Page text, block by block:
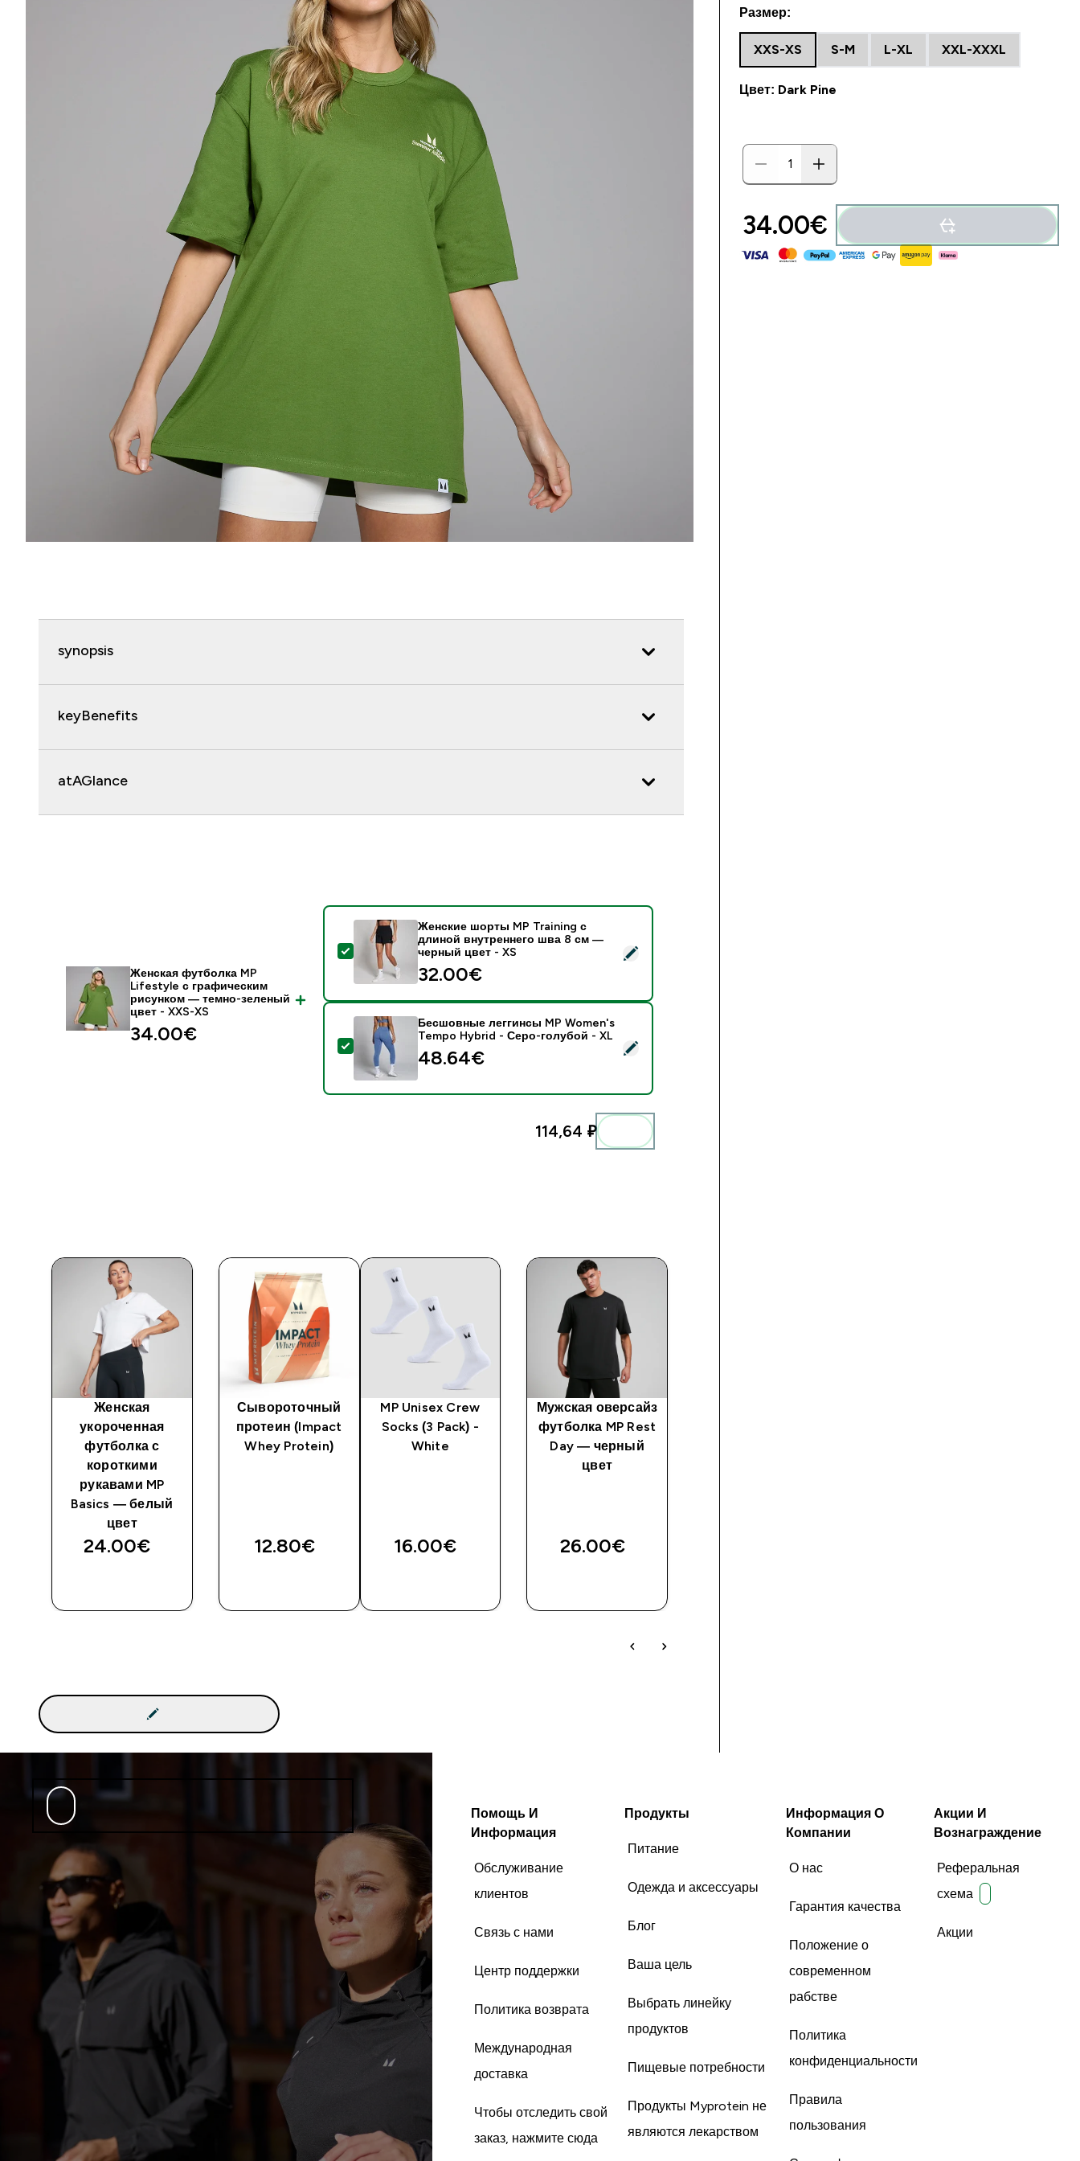
synopsis
keyBenefits
atAGlance
Женская футболка MP
Lifestyle с графическим
рисунком ― темно-зеленый
цвет - XXS-XS
34.00€‎
- Женские шорты MP Training с длиной внутреннего шва 8 см — черный цвет - XS
Женские шорты MP Training с
длиной внутреннего шва 8 см —
черный цвет - XS
32.00€‎
- Бесшовные леггинсы MP Women's Tempo Hybrid - Серо-голубой - XL
Бесшовные леггинсы MP Women's
Tempo Hybrid - Серо-голубой - XL
48.64€‎
114,64 ₽‎
Женская
укороченная
футболка с
короткими
рукавами MP
Basics — белый
цвет
24.00€‎
Сывороточный
протеин (Impact
Whey Protein)
12.80€‎
MP Unisex Crew
Socks (3 Pack) -
White
16.00€‎
Мужская оверсайз
футболка MP Rest
Day — черный
цвет
26.00€‎
Размер:
XXS-XS S-M L-XL XXL-XXXL
Цвет: Dark Pine
34.00€‎
Помощь И
Информация
Обслуживание
клиентов
Связь с нами
Центр поддержки
Политика возврата
Международная
доставка
Чтобы отследить свой
заказ, нажмите сюда
Продукты
Питание
Одежда и аксессуары
Блог
Ваша цель
Выбрать линейку
продуктов
Пищевые потребности
Продукты Myprotein не
являются лекарством
Информация О
Компании
О нас
Гарантия качества
Положение о
современном
рабстве
Политика
конфиденциальности
Правила
пользования
Акции И
Вознаграждение
Реферальная
схема
Акции